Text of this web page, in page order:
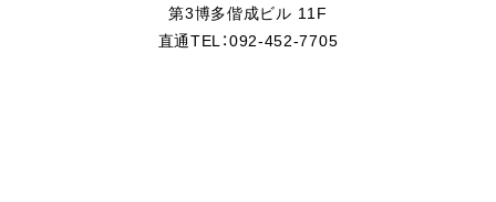
第3博多偕成ビル 11F
直通TEL：092-452-7705